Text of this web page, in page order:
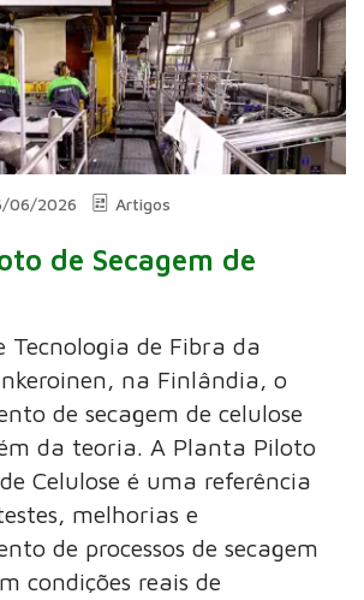
06/2026 Artigos
de Secagem de
Tecnologia de Fibra da
na Finlândia, o
de secagem de celulose
da teoria. A Planta Piloto
Celulose é uma referência
melhorias e
de processos de secagem
condições reais de